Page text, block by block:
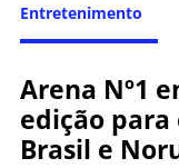
Entretenimento
Arena Nº1
edição
Brasil e